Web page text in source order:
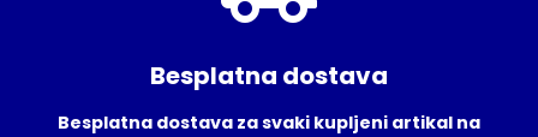
Besplatna dostava
Besplatna dostava za svaki kupljeni artikal na